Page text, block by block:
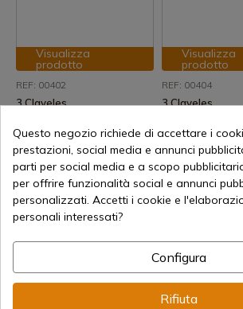
Visualizza
prodotto
REF: 00402
3 Claveles
Claveles Star
Spedizione in 7-15 giorni
35,89 €
Visualizza
prodotto
REF: 00404
3 Claveles
Clavelesforbici
Spedizione in
28,14 €
Questo negozio richiede di accettare i
prestazioni, social media e annunci
parti per social media e a scopo
per offrire funzionalità social e annunci
personalizzati. Accetti i cookie e
personali interessati?
Configura
Rifiuta